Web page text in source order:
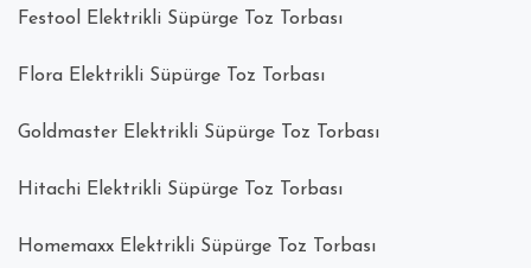
Festool Elektrikli Süpürge Toz Torbası
Flora Elektrikli Süpürge Toz Torbası
Goldmaster Elektrikli Süpürge Toz Torbası
Hitachi Elektrikli Süpürge Toz Torbası
Homemaxx Elektrikli Süpürge Toz Torbası